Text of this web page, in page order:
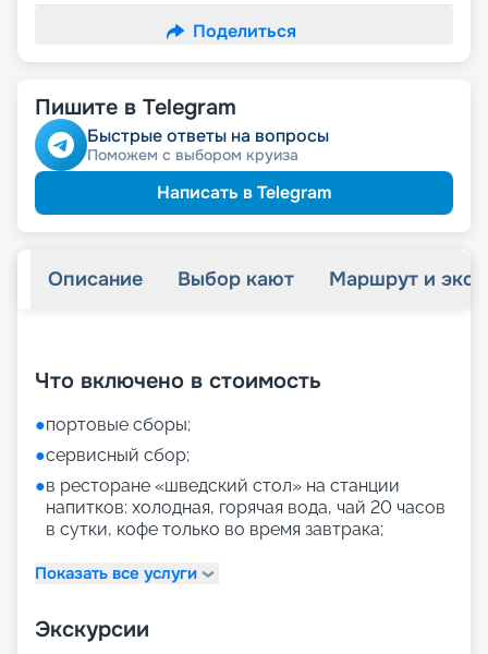
Поделиться
Пишите в Telegram
Быстрые ответы на вопросы
Поможем с выбором круиза
Написать в Telegram
Описание Выбор кают Маршрут и
Что включено в стоимость
●портовые сборы;
●сервисный сбор;
●в ресторане «шведский стол» на станции
напитков: холодная, горячая вода, чай 20 часов
в сутки, кофе только во время завтрака;
Показать все услуги
Экскурсии